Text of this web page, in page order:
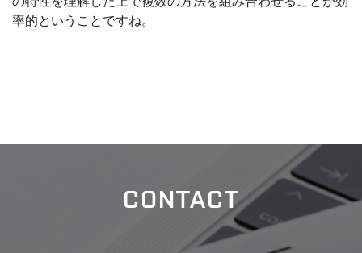
率的ということですね。
CONTACT